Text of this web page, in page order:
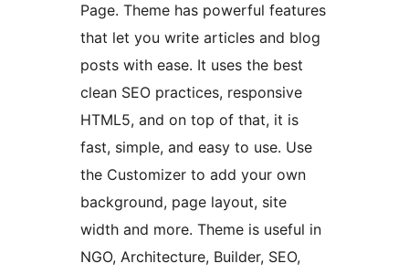
Page. Theme has powerful features
that let you write articles and blog
posts with ease. It uses the best
clean SEO practices, responsive
HTML5, and on top of that, it is
fast, simple, and easy to use. Use
the Customizer to add your own
background, page layout, site
width and more. Theme is useful in
NGO, Architecture, Builder, SEO,